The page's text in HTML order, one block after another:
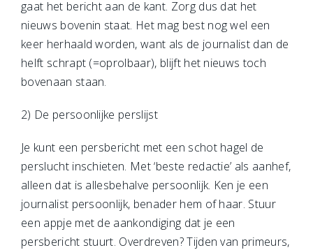
gaat het bericht aan de kant. Zorg dus dat het
nieuws bovenin staat. Het mag best nog wel een
keer herhaald worden, want als de journalist dan de
helft schrapt (=oprolbaar), blijft het nieuws toch
bovenaan staan.
2) De persoonlijke perslijst
Je kunt een persbericht met een schot hagel de
perslucht inschieten. Met ‘beste redactie’ als aanhef,
alleen dat is allesbehalve persoonlijk. Ken je een
journalist persoonlijk, benader hem of haar. Stuur
een appje met de aankondiging dat je een
persbericht stuurt. Overdreven? Tijden van primeurs,